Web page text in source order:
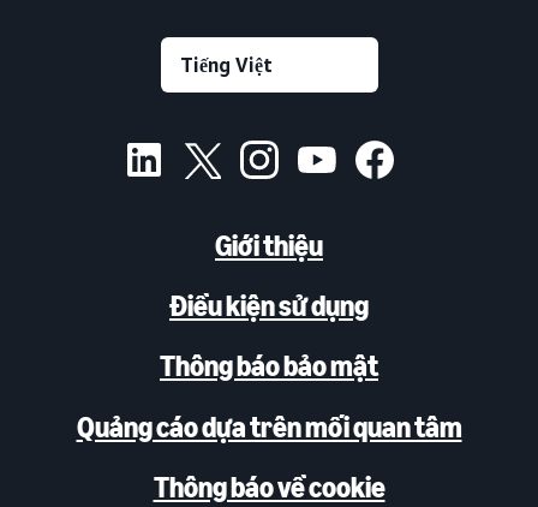
Giới thiệu
Điều kiện sử dụng
Thông báo bảo mật
Quảng cáo dựa trên mối quan tâm
Thông báo về cookie